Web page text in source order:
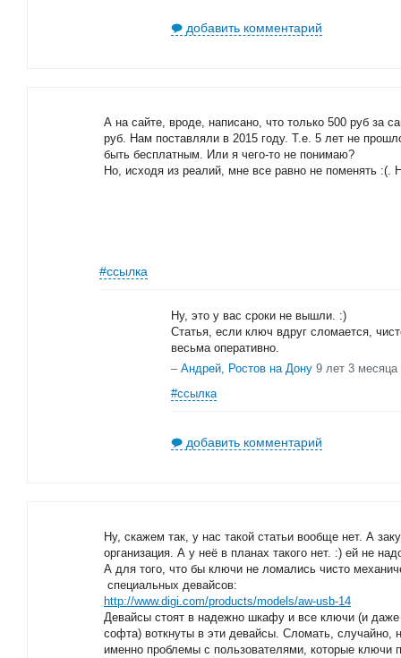
добавить комментарий
А на сайте, вроде, написано, что только 500 руб за
руб. Нам поставляли в 2015 году. Т.е. 5 лет не
быть бесплатным. Или я чего-то не понимаю?
Но, исходя из реалий, мне все равно не поменять :(.
#ссылка
Ну, это у вас сроки не вышли. :)
Статья, если ключ вдруг сломается,
весьма оперативно.
– Андрей, Ростов на Дону 9 лет 3 месяца
#ссылка
добавить комментарий
Ну, скажем так, у нас такой статьи вообще нет. А
организация. А у неё в планах такого нет. :) ей не
А для того, что бы ключи не ломались чисто
специальных девайсов:
http://www.digi.com/products/models/aw-usb-14
Девайсы стоят в надежно шкафу и все ключи (и даже
софта) воткнуты в эти девайсы. Сломать, случайно,
именно проблемы с пользователями, которые